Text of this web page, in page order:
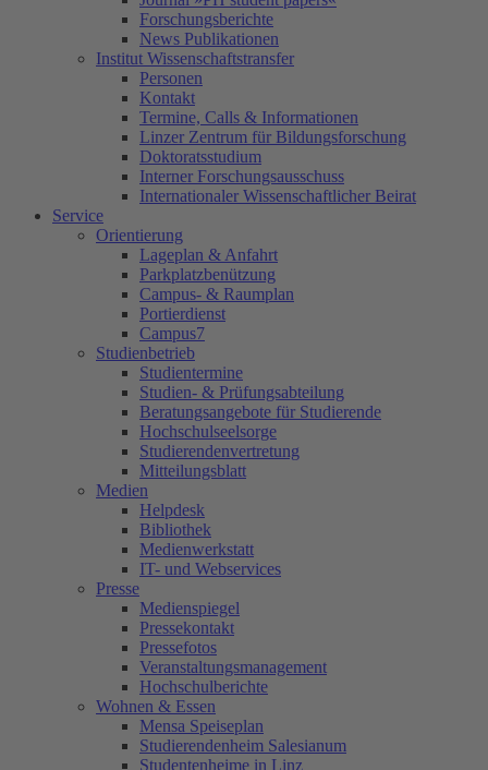
Forschungsberichte
News Publikationen
Institut Wissenschaftstransfer
Personen
Kontakt
Termine, Calls & Informationen
Linzer Zentrum für Bildungsforschung
Doktoratsstudium
Interner Forschungsausschuss
Internationaler Wissenschaftlicher Beirat
Service
Orientierung
Lageplan & Anfahrt
Parkplatzbenützung
Campus- & Raumplan
Portierdienst
Campus7
Studienbetrieb
Studientermine
Studien- & Prüfungsabteilung
Beratungsangebote für Studierende
Hochschulseelsorge
Studierendenvertretung
Mitteilungsblatt
Medien
Helpdesk
Bibliothek
Medienwerkstatt
IT- und Webservices
Presse
Medienspiegel
Pressekontakt
Pressefotos
Veranstaltungsmanagement
Hochschulberichte
Wohnen & Essen
Mensa Speiseplan
Studierendenheim Salesianum
Studentenheime in Linz